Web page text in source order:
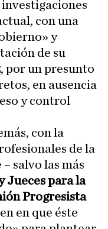
con una
y
de su
, por un presunto
en ausencia
y control
con la
de la
salvo las más
Jueces para la
Progresista
en que éste